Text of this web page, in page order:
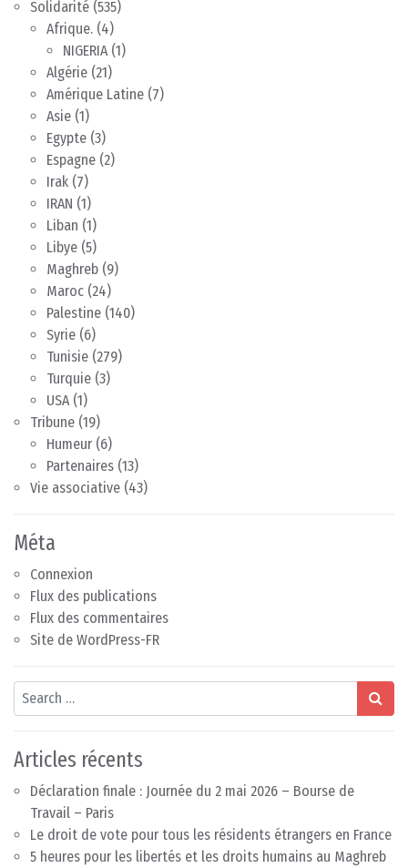
Solidarité (535)
Afrique. (4)
NIGERIA(1)
Algérie (21)
Amérique Latine (7)
Asie (1)
Egypte (3)
Espagne (2)
Irak (7)
IRAN (1)
Liban (1)
Libye (5)
Maghreb (9)
Maroc (24)
Palestine (140)
Syrie (6)
Tunisie (279)
Turquie (3)
USA(1)
Tribune (19)
Humeur (6)
Partenaires (13)
Vie associative (43)
Méta
Connexion
Flux des publications
Flux des commentaires
Site de WordPress-FR
Search
Articles récents
Déclaration finale : Journée du 2 mai 2026 – Bourse de
Travail – Paris
Le droit de vote pour tous les résidents étrangers en France
5 heures pour les libertés et les droits humains au Maghreb